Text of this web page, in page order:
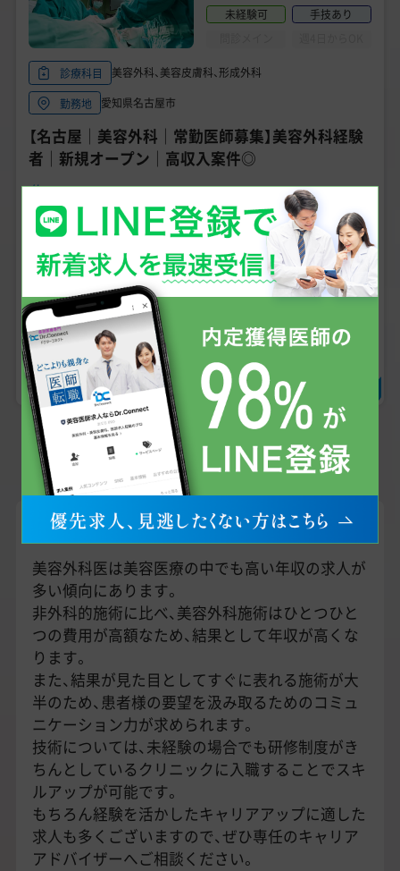
未経験可
手技あり
診療科目
美容外科、美容皮膚科、形成外科
勤務地
愛知県名古屋市
【名古屋｜美容外科｜常勤医師募集】美容外科経験
者｜新規オープン｜高収入案件◎
こだわり条件
未経験可 見学可
美容経験者
有給消化率90%以上
手技あり
求人の詳細を確認する
＼無料で相談・エントリー可、状況確認だけでもOK!／
求人に問い合わせる
美容外科の医師求人市場
美容外科医は美容医療の中でも高い年収の求人が
多い傾向にあります。
非外科的施術に比べ、美容外科施術はひとつひと
つの費用が高額なため、結果として年収が高くな
ります。
また、結果が見た目としてすぐに表れる施術が大
半のため、患者様の要望を汲み取るためのコミュ
ニケーション力が求められます。
技術については、未経験の場合でも研修制度がき
ちんとしているクリニックに入職することでスキ
ルアップが可能です。
もちろん経験を活かしたキャリアアップに適した
求人も多くございますので、ぜひ専任のキャリア
アドバイザーへご相談ください。